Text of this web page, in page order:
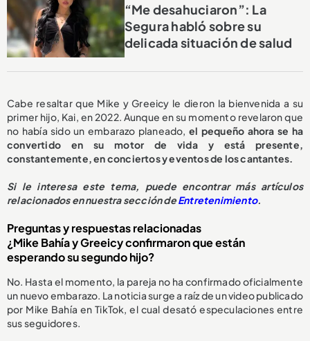
“Me desahuciaron”: La
Segura habló sobre su
delicada situación de salud
Cabe resaltar que Mike y Greeicy le dieron la bienvenida a su
primer hijo, Kai, en 2022. Aunque en su momento revelaron que
no había sido un embarazo planeado,el pequeño ahora se ha
convertido en su motor de vida y está presente,
constantemente, en conciertos y eventos de los cantantes.
Si le interesa este tema, puede encontrar más artículos
relacionados en nuestra sección deEntretenimiento.
Preguntas y respuestas relacionadas
¿Mike Bahía y Greeicy confirmaron que están
esperando su segundo hijo?
No. Hasta el momento, la pareja no ha confirmado oficialmente
un nuevo embarazo. La noticia surge a raíz de un video publicado
por Mike Bahía en TikTok, el cual desató especulaciones entre
sus seguidores.